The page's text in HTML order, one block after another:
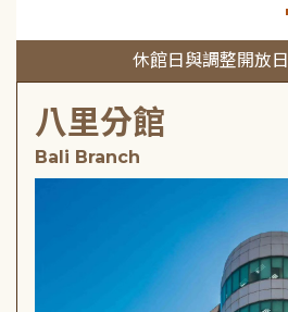
休館日與調整開放
八里分館
Bali Branch